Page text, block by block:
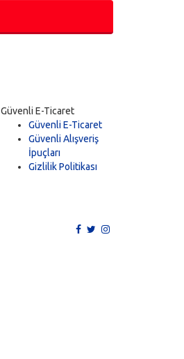
Güvenli E-Ticaret
Güvenli E-Ticaret
Güvenli Alışveriş
İpuçları
Gizlilik Politikası